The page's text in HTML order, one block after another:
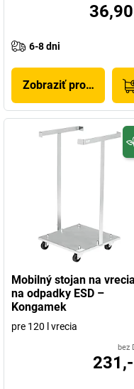
6-8 dni
Zobraziť produkt
Mobilný stojan na vrecia
na odpadky ESD –
Kongamek
pre 120 l vrecia
bez